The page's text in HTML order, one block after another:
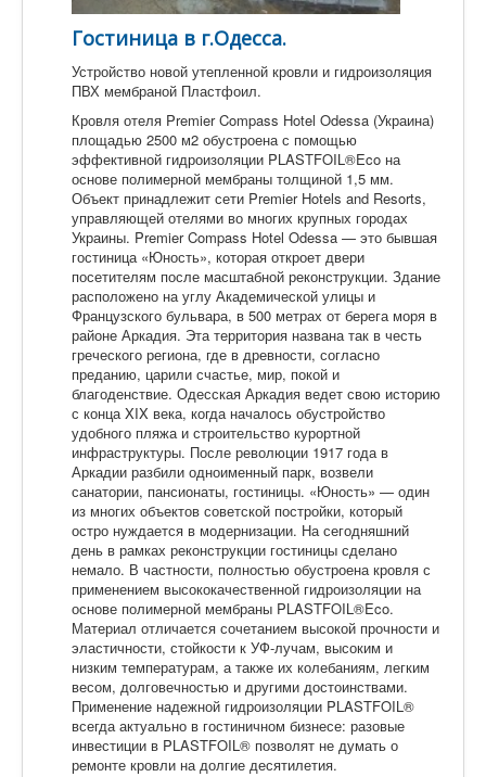
Гостиница в г.Одесса.
Устройство новой утепленной кровли и гидроизоляция
ПВХ мембраной Пластфоил.
Кровля отеля Premier Compass Hotel Odessa (Украина)
площадью 2500 м2 обустроена с помощью
эффективной гидроизоляции PLASTFOIL®Eco на
основе полимерной мембраны толщиной 1,5 мм.
Объект принадлежит сети Premier Hotels and Resorts,
управляющей отелями во многих крупных городах
Украины. Premier Compass Hotel Odessa — это бывшая
гостиница «Юность», которая откроет двери
посетителям после масштабной реконструкции. Здание
расположено на углу Академической улицы и
Французского бульвара, в 500 метрах от берега моря в
районе Аркадия. Эта территория названа так в честь
греческого региона, где в древности, согласно
преданию, царили счастье, мир, покой и
благоденствие. Одесская Аркадия ведет свою историю
с конца XIX века, когда началось обустройство
удобного пляжа и строительство курортной
инфраструктуры. После революции 1917 года в
Аркадии разбили одноименный парк, возвели
санатории, пансионаты, гостиницы. «Юность» — один
из многих объектов советской постройки, который
остро нуждается в модернизации. На сегодняшний
день в рамках реконструкции гостиницы сделано
немало. В частности, полностью обустроена кровля с
применением высококачественной гидроизоляции на
основе полимерной мембраны PLASTFOIL®Eco.
Материал отличается сочетанием высокой прочности и
эластичности, стойкости к УФ-лучам, высоким и
низким температурам, а также их колебаниям, легким
весом, долговечностью и другими достоинствами.
Применение надежной гидроизоляции PLASTFOIL®
всегда актуально в гостиничном бизнесе: разовые
инвестиции в PLASTFOIL® позволят не думать о
ремонте кровли на долгие десятилетия.